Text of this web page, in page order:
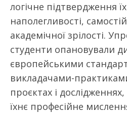
логічне підтвердження
наполегливості,
академічної зрілості.
студенти опановували
європейськими
викладачами-
проєктах і
їхнє професійне